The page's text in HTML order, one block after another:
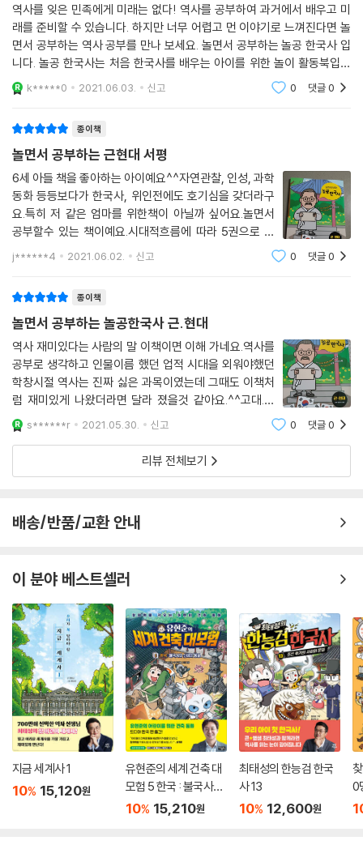
매력 만점의 문화유산 캐릭터 ‘놀공프렌즈’와
재미있는 역사 교육을 위한 ‘경남역사교사모임’의 콜라보
문화유산 캐릭터 놀공프렌즈와 경남역사교사모임 선생님들이 만났습니
다. 선생님들의 교과서보다 쉬운 설명과 함께 놀공프렌즈의 LS(Little St
one), 타비, 벡스, 청아, TS(Turtle Ship)는 역사의 현장으로 들어가 생
사를 이해할 수 있도록 만들었습니다.
『놀면서 공부하는 놀공 한국사』 이렇게 활용하세요!
한국사 핵심 내용만 쏙쏙!
핵심 용어와 사건이 술술 외워져!
다양한 활동으로 한국사 실력이 쑥쑥!
역사를 잊은 민족에게 미래는 없다! 역사를 공부하여 과거에서 배우고 미
래를 준비할 수 있습니다. 하지만 너무 어렵고 먼 이야기로 느껴진다면 놀
면서 공부하는 역사 공부를 만나 보세요. 놀면서 공부하는 놀공 한국사 입
니다. 놀공 한국사는 처음 한국사를 배우는 아이를 위한 놀이 활동북입니
다.역사를 공부하면서 놀이도 할 수 있어요!선사 시대부터 남북극 시대까
지 다양한 역사를
k*****0 2021.06.03. 신고 0 댓글0
종이책
놀면서 공부하는 근현대 서평
6세 아들 책을 좋아하는 아이예요^^자연관찰, 인성, 과학
동화 등등보다가 한국사, 위인전에도 호기심을 갖더라구
요.특히 저 같은 엄마를 위한책이 아닐까 싶어요.놀면서
공부할수 있는 책이예요.시대적흐름에 따라 5권으로 나
눠져있는데지금 제가 본건 근현대사, 일제 강점기~오늘
날예요다른 시리즈도 하나씩 구매해보려구요아이들이 즐
j******4 2021.06.02. 신고 0 댓글0
종이책
놀면서 공부하는 놀공한국사 근.현대
역사 재미있다는 사람의 말 이책이면 이해 가네요.역사를
공부로 생각하고 인물이름 했던 업적 시대을 외워야했던
학창시절 역사는 진짜 싫은 과목이였는데 그때도 이책처
럼 재미있게 나왔더라면 달라 졌을것 같아요.^^고대.고
려.조선상.조선하.근.현대5권으로 되어 있는데 아이들 한
권으로 끝낼것 같진 안아요.5권 모두 보고 싶다 할것 같습
니다. 근.현대사 까지 나와서 더 좋아요.옛날
s******r 2021.05.30. 신고 0 댓글0
리뷰 전체보기
배송/반품/교환 안내
이 분야 베스트셀러
지금 세계사 1
10% 15,120원
유현준의 세계 건축 대
모험 5 한국 : 불국사와
신비의 동굴
10% 15,210원
최태성의 한능검 한국
사 13
10% 12,600원
0